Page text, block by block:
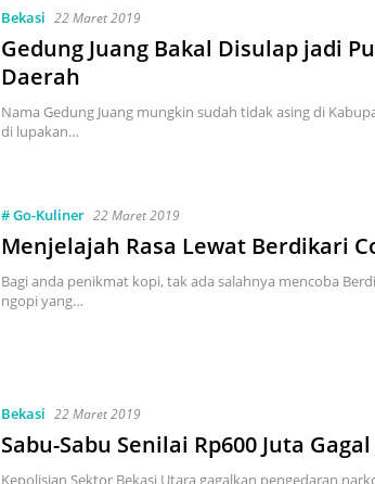
Bekasi 22 Maret 2019
Gedung Juang Bakal Disulap jadi
Daerah
Nama Gedung Juang mungkin sudah tidak asing di
di lupakan…
# Go-Kuliner 22 Maret 2019
Menjelajah Rasa Lewat Berdikari
Bagi anda penikmat kopi, tak ada salahnya mencoba
ngopi yang…
Bekasi 22 Maret 2019
Sabu-Sabu Senilai Rp600 Juta
Kepolisian Sektor Bekasi Utara gagalkan pengedaran